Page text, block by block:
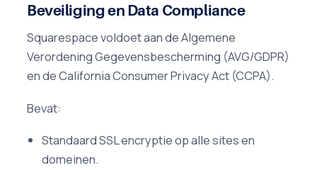
Beveiliging en Data Compliance
Squarespace voldoet aan de Algemene
Verordening Gegevensbescherming (AVG/GDPR)
en de California Consumer Privacy Act (CCPA).
Bevat:
Standaard SSL encryptie op alle sites en
domeinen.